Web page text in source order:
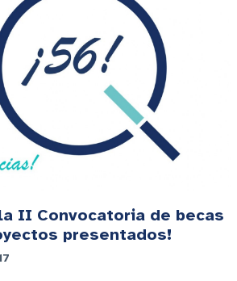
II Convocatoria de becas
presentados!